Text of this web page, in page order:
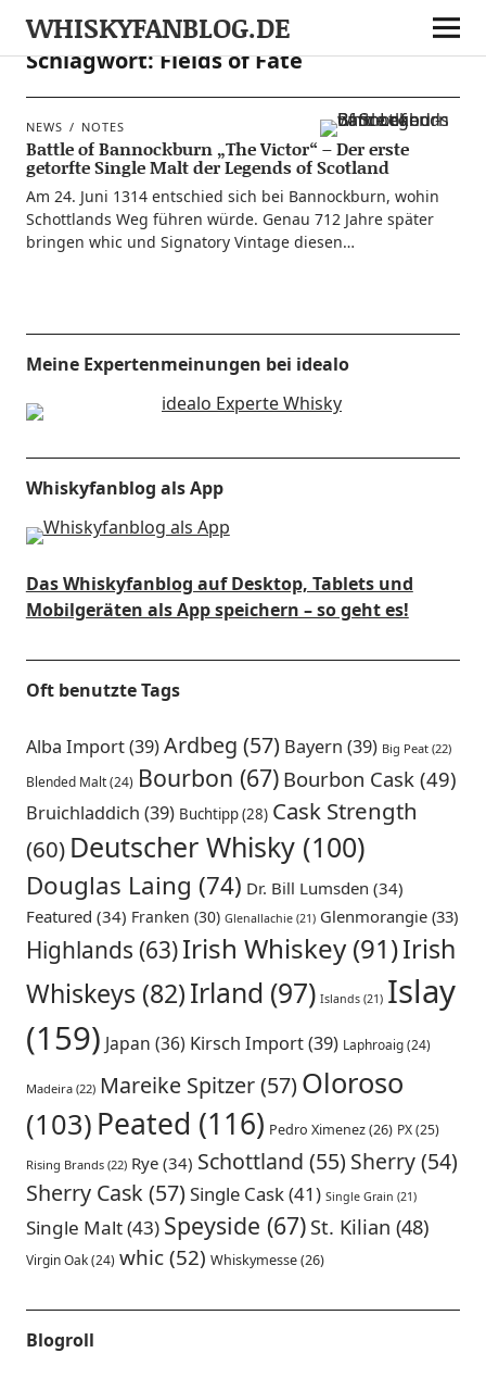
WHISKYFANBLOG.DE
Schlagwort:Fields of Fate
NEWS NOTES
Battle of Bannockburn „The Victor“ – Der erste
getorfte Single Malt der Legends of Scotland
Am 24. Juni 1314 ent­schied sich bei Ban­nockb­urn, wohin
Schott­lands Weg füh­ren wür­de. Genau 712 Jah­re spä­ter
brin­gen whic und Signa­to­ry Vin­ta­ge diesen…
Meine Expertenmeinungen bei idealo
Whiskyfanblog als App
Das Whiskyfanblog auf Desktop, Tablets und
Mobilgeräten als App speichern – so geht es!
Oft benutzte Tags
Alba Import(39)Ardbeg (57) Bayern (39) Big Peat(22)
Blended Malt(24) Bourbon (67) Bourbon Cask(49)
Bruichladdich (39) Buchtipp(28) Cask Strength
(60) Deutscher Whisky(100)
Douglas Laing (74) Dr. Bill Lumsden (34)
Featured (34) Franken (30) Glenallachie(21) Glenmorangie(33)
Highlands (63)Irish Whiskey(91)Irish
Whiskeys (82)Irland (97) Islands(21) Islay
(159) Japan (36) Kirsch Import(39) Laphroaig(24)
Madeira(22) Mareike Spitzer(57)Oloroso
(103) Peated (116) Pedro Ximenez(26) PX(25)
Rising Brands(22) Rye(34) Schottland (55) Sherry(54)
Sherry Cask (57)Single Cask(41) Single Grain (21)
Single Malt(43) Speyside (67) St. Kilian (48)
Virgin Oak(24) whic(52) Whiskymesse(26)
Blogroll